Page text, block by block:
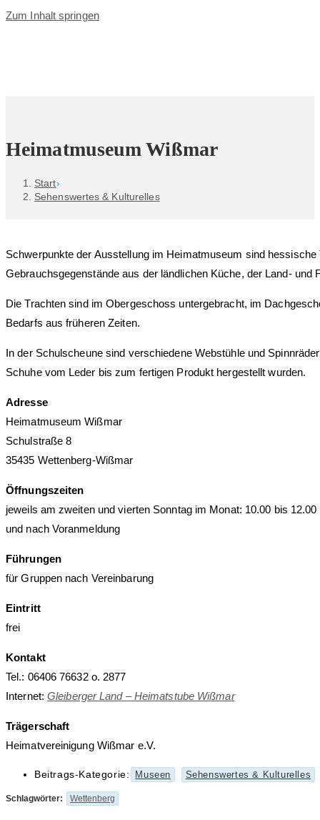
Zum Inhalt springen
Heimatmuseum Wißmar
Start›
Sehenswertes & Kulturelles
Schwerpunkte der Ausstellung im Heimatmuseum sind
Gebrauchsgegenstände aus der ländlichen Küche, der Land- und
Die Trachten sind im Obergeschoss untergebracht, im
Bedarfs aus früheren Zeiten.
In der Schulscheune sind verschiedene Webstühle und
Schuhe vom Leder bis zum fertigen Produkt hergestellt wurden.
Adresse
Heimatmuseum Wißmar
Schulstraße 8
35435 Wettenberg-Wißmar
Öffnungszeiten
jeweils am zweiten und vierten Sonntag im Monat: 10.00 bis 12.00
und nach Voranmeldung
Führungen
für Gruppen nach Vereinbarung
Eintritt
frei
Kontakt
Tel.: 06406 76632 o. 2877
Internet: Gleiberger Land – Heimatstube Wißmar
Trägerschaft
Heimatvereinigung Wißmar e.V.
Beitrags-Kategorie: Museen Sehenswertes & Kulturelles
Schlagwörter: Wettenberg